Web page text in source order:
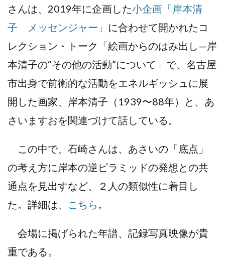
さんは、2019年に企画した小企画「岸本清
子 メッセンジャー」 に合わせて開かれたコ
レクション・トーク「絵画からのはみ出し—岸
本清子の“その他の活動”について」で、名古屋
市出身で前衛的な活動をエネルギッシュに展
開した画家、岸本清子（1939〜88年）と、あ
さいますおを関連づけて話している。
この中で、石崎さんは、あさいの「底点」
の考え方に岸本の逆ピラミッドの発想との共
通点を見出すなど、２人の類似性に着目し
た。詳細は、 こちら 。
会場に掲げられた年譜、記録写真映像が貴
重である。